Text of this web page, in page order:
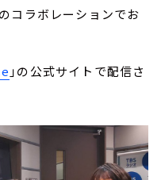
のコラボレーションでお
」の公式サイトで配信さ